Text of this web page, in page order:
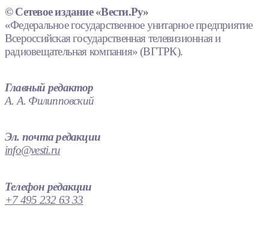
© Сетевое издание «Вести.Ру»
«Федеральное государственное унитарное предприятие
Всероссийская государственная телевизионная и
радиовещательная компания» (ВГТРК).
Главный редактор
А. А. Филипповский
Эл. почта редакции
info@vesti.ru
Телефон редакции
+7 495 232 63 33